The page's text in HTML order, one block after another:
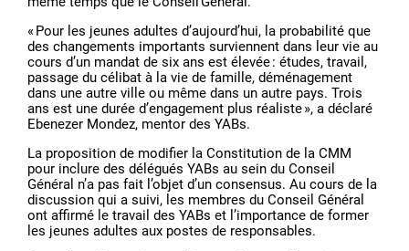
« Pour les jeunes adultes d’aujourd’hui, la probabilité que
des changements importants surviennent dans leur vie au
cours d’un mandat de six ans est élevée : études, travail,
passage du célibat à la vie de famille, déménagement
dans une autre ville ou même dans un autre pays. Trois
ans est une durée d’engagement plus réaliste », a déclaré
Ebenezer Mondez, mentor des YABs.
La proposition de modifier la Constitution de la CMM
pour inclure des délégués YABs au sein du Conseil
Général n’a pas fait l’objet d’un consensus. Au cours de la
discussion qui a suivi, les membres du Conseil Général
ont affirmé le travail des YABs et l’importance de former
les jeunes adultes aux postes de responsables.